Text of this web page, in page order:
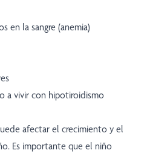
en la sangre (anemia)
a vivir con hipotiroidismo
afectar el crecimiento y el
Es importante que el niño